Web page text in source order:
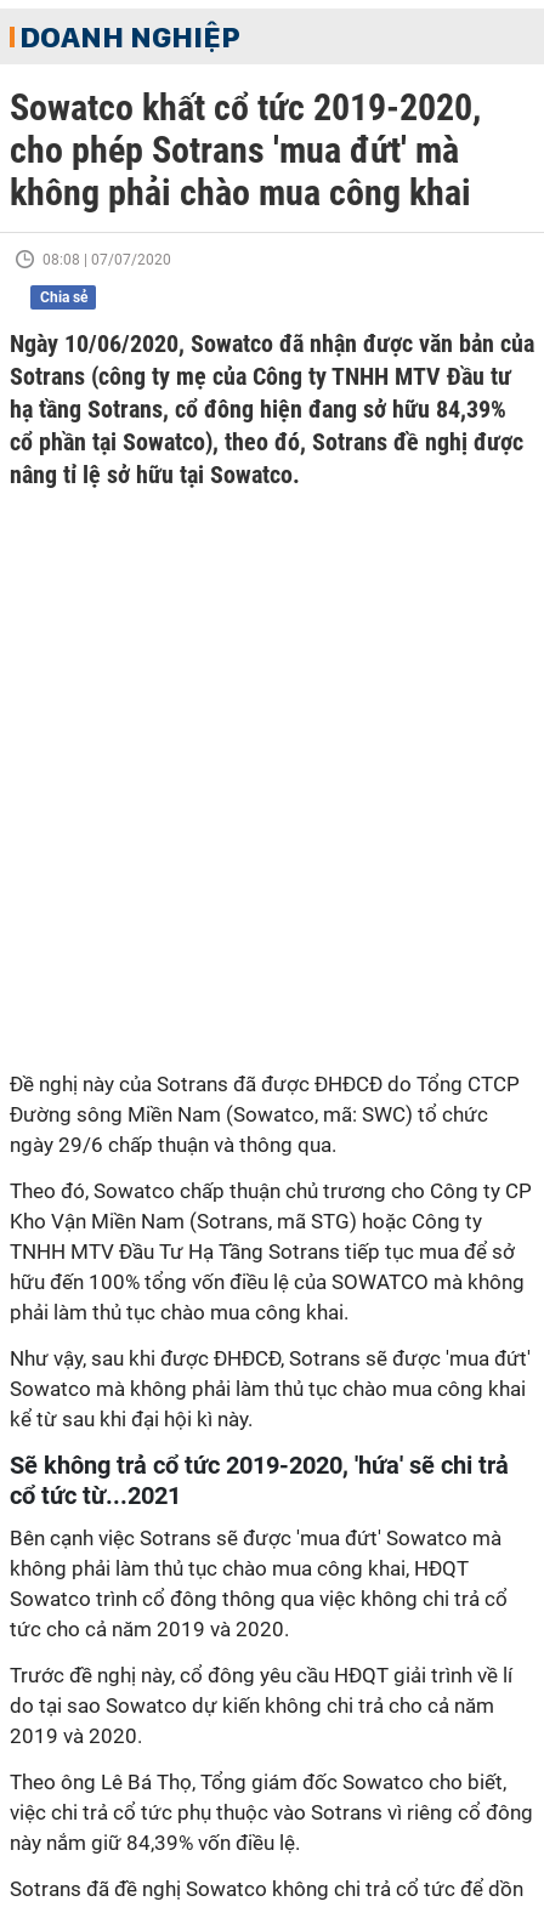
DOANH NGHIỆP
Sowatco khất cổ tức 2019-2020,
cho phép Sotrans 'mua đứt' mà
không phải chào mua công khai
08:08 | 07/07/2020
Chia sẻ
Ngày 10/06/2020, Sowatco đã nhận được văn bản của
Sotrans (công ty mẹ của Công ty TNHH MTV Đầu tư
hạ tầng Sotrans, cổ đông hiện đang sở hữu 84,39%
cổ phần tại Sowatco), theo đó, Sotrans đề nghị được
nâng tỉ lệ sở hữu tại Sowatco.
Đề nghị này của Sotrans đã được ĐHĐCĐ do Tổng CTCP
Đường sông Miền Nam (Sowatco, mã: SWC) tổ chức
ngày 29/6 chấp thuận và thông qua.
Theo đó, Sowatco chấp thuận chủ trương cho Công ty CP
Kho Vận Miền Nam (Sotrans, mã STG) hoặc Công ty
TNHH MTV Đầu Tư Hạ Tầng Sotrans tiếp tục mua để sở
hữu đến 100% tổng vốn điều lệ của SOWATCO mà không
phải làm thủ tục chào mua công khai.
Như vậy, sau khi được ĐHĐCĐ, Sotrans sẽ được 'mua đứt'
Sowatco mà không phải làm thủ tục chào mua công khai
kể từ sau khi đại hội kì này.
Sẽ không trả cổ tức 2019-2020, 'hứa' sẽ chi trả
cổ tức từ...2021
Bên cạnh việc Sotrans sẽ được 'mua đứt' Sowatco mà
không phải làm thủ tục chào mua công khai, HĐQT
Sowatco trình cổ đông thông qua việc không chi trả cổ
tức cho cả năm 2019 và 2020.
Trước đề nghị này, cổ đông yêu cầu HĐQT giải trình về lí
do tại sao Sowatco dự kiến không chi trả cho cả năm
2019 và 2020.
Theo ông Lê Bá Thọ, Tổng giám đốc Sowatco cho biết,
việc chi trả cổ tức phụ thuộc vào Sotrans vì riêng cổ đông
này nắm giữ 84,39% vốn điều lệ.
Sotrans đã đề nghị Sowatco không chi trả cổ tức để dồn